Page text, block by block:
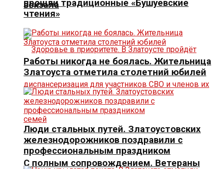
вокзала
С полным сопровождением. Ветераны
прошли традиционные «Бушуевские
чтения»
Работы никогда не боялась. Жительница
Златоуста отметила столетний юбилей
Люди стальных путей. Златоустовских
железнодорожников поздравили с
профессиональным праздником